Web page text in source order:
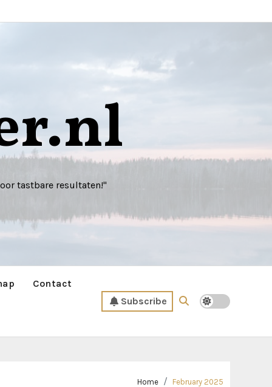
tastbare resultaten!"
Contact
Subscribe
Home February 2025